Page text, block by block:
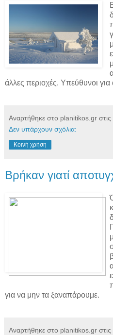
άλλες περιοχές. Υπεύθυνοι για
Αναρτήθηκε στο planitikos.gr στις
Δεν υπάρχουν σχόλια:
Κοινή χρήση
Βρήκαν γιατί
για να μην τα ξαναπάρουμε.
Αναρτήθηκε στο planitikos.gr στις